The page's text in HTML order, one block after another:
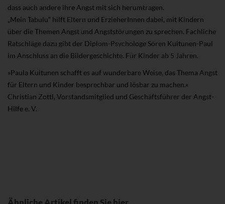
dass auch andere ihre Angst mit sich herumtragen.
„Mein Tabulu“ hilft Eltern und ErzieherInnen dabei, mit Kindern
über die Themen Angst und Angststörungen zu sprechen. Fachliche
Ratschläge dazu gibt der Diplom-Psychologe Sören Kuitunen-Paul
im Anschluss an die Bildergeschichte. Für Kinder ab 5 Jahren.
»Paula Kuitunen schafft es auf wunderbare Weise, das Thema Angst
für Eltern und Kinder besprechbar und lösbar zu machen.«
Christian Zottl, Vorstandsmitglied und Geschäftsführer der Angst-
Hilfe e. V.